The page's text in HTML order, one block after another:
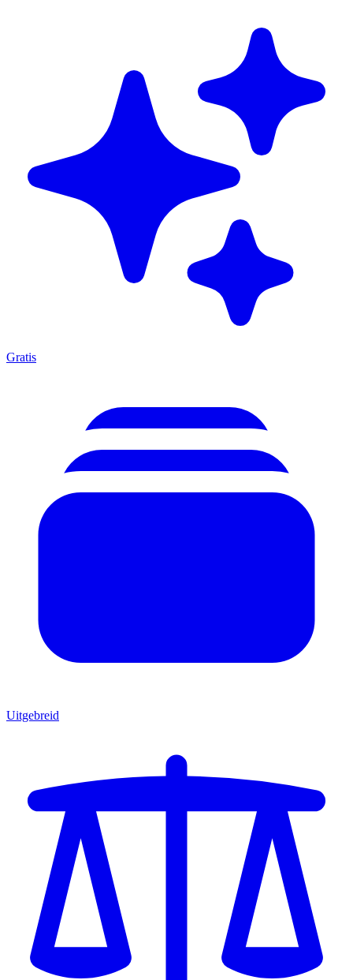
Gratis
Uitgebreid